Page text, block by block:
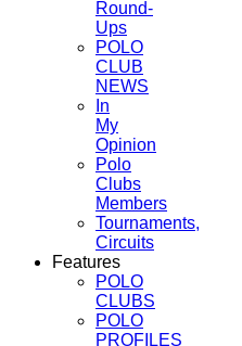
Round-
Ups
POLO
CLUB
NEWS
In
My
Opinion
Polo
Clubs
Members
Tournaments,
Circuits
Features
POLO
CLUBS
POLO
PROFILES